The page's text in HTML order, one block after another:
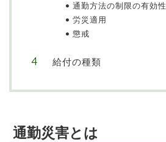
通勤方法の制限の有効性
労災適用
懲戒
給付の種類
通勤災害とは